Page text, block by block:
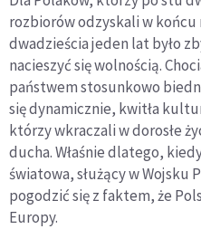
rozbiorów odzyskali w końcu
dwadzieścia jeden lat było
nacieszyć się wolnością.
państwem stosunkowo
się dynamicznie, kwitła
którzy wkraczali w dorosłe
ducha. Właśnie dlatego,
światowa, służący w Wojsku
pogodzić się z faktem, że
Europy.